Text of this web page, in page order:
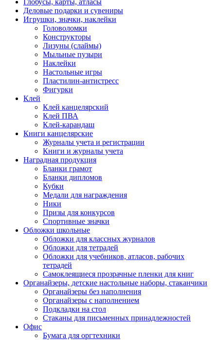
Глобусы, карты, атласы
Деловые подарки и сувениры
Игрушки, значки, наклейки
Головоломки
Конструкторы
Лизуны (слаймы)
Мыльные пузыри
Наклейки
Настольные игры
Пластилин-антистресс
Фигурки
Клей
Клей канцелярский
Клей ПВА
Клей-карандаш
Книги канцелярские
Журналы учета и регистрации
Книги и журналы учета
Наградная продукция
Бланки грамот
Бланки дипломов
Кубки
Медали для награждения
Ники
Призы для конкурсов
Спортивные значки
Обложки школьные
Обложки для классных журналов
Обложки для тетрадей
Обложки для учебников, атласов, рабочих
тетрадей
Самоклеящиеся прозрачные пленки для книг
Органайзеры, детские настольные наборы, стаканчики
Органайзеры без наполнения
Органайзеры с наполнением
Подкладки на стол
Стаканы для письменных принадлежностей
Офис
Бумага для оргтехники